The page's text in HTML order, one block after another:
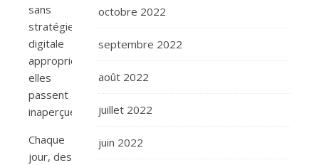
sans
stratégie
digitale
appropriée,
elles
passent
inaperçues.
Chaque
jour, des
octobre 2022
septembre 2022
août 2022
juillet 2022
juin 2022